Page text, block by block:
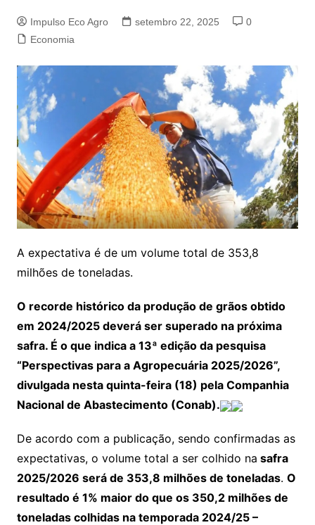
Impulso Eco Agro setembro 22, 2025
0
Economia
A expectativa é de um volume total de 353,8
milhões de toneladas.
O recorde histórico da produção de grãos obtido
em 2024/2025 deverá ser superado na próxima
safra. É o que indica a 13ª edição da pesquisa
“Perspectivas para a Agropecuária 2025/2026”,
divulgada nesta quinta-feira (18) pela Companhia
Nacional de Abastecimento (Conab).
De acordo com a publicação, sendo confirmadas as
expectativas, o volume total a ser colhido na safra
2025/2026 será de 353,8 milhões de toneladas. O
resultado é 1% maior do que os 350,2 milhões de
toneladas colhidas na temporada 2024/25 –